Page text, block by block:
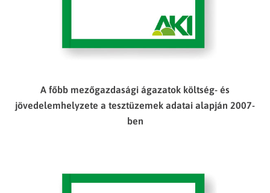
A főbb mezőgazdasági ágazatok költség- és
jövedelemhelyzete a tesztüzemek adatai alapján 2007-
ben